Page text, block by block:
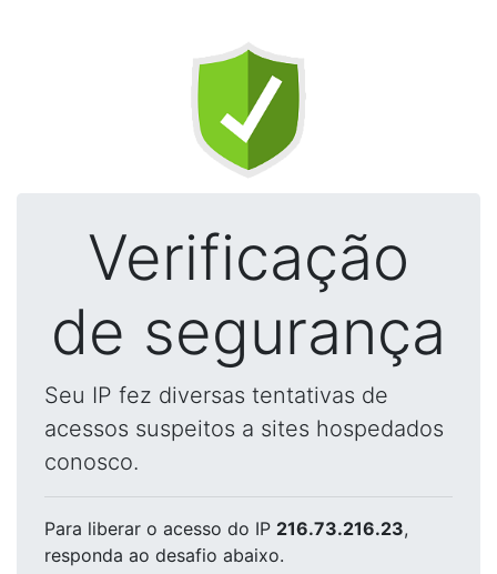
Verificação
de segurança
Seu IP fez diversas tentativas de
acessos suspeitos a sites hospedados
conosco.
Para liberar o acesso do IP 216.73.216.23,
responda ao desafio abaixo.